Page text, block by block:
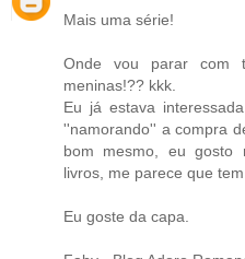
Mais uma série!
Onde vou parar com
meninas!?? kkk.
Eu já estava
''namorando'' a compra
bom mesmo, eu gosto
livros, me parece que
Eu goste da capa.